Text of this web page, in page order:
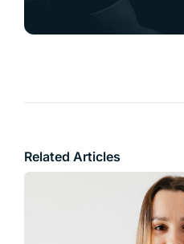
Related Articles